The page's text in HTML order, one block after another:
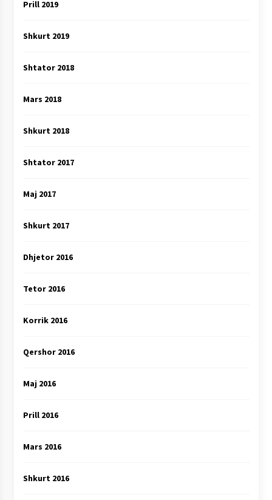
Prill 2019
Shkurt 2019
Shtator 2018
Mars 2018
Shkurt 2018
Shtator 2017
Maj 2017
Shkurt 2017
Dhjetor 2016
Tetor 2016
Korrik 2016
Qershor 2016
Maj 2016
Prill 2016
Mars 2016
Shkurt 2016